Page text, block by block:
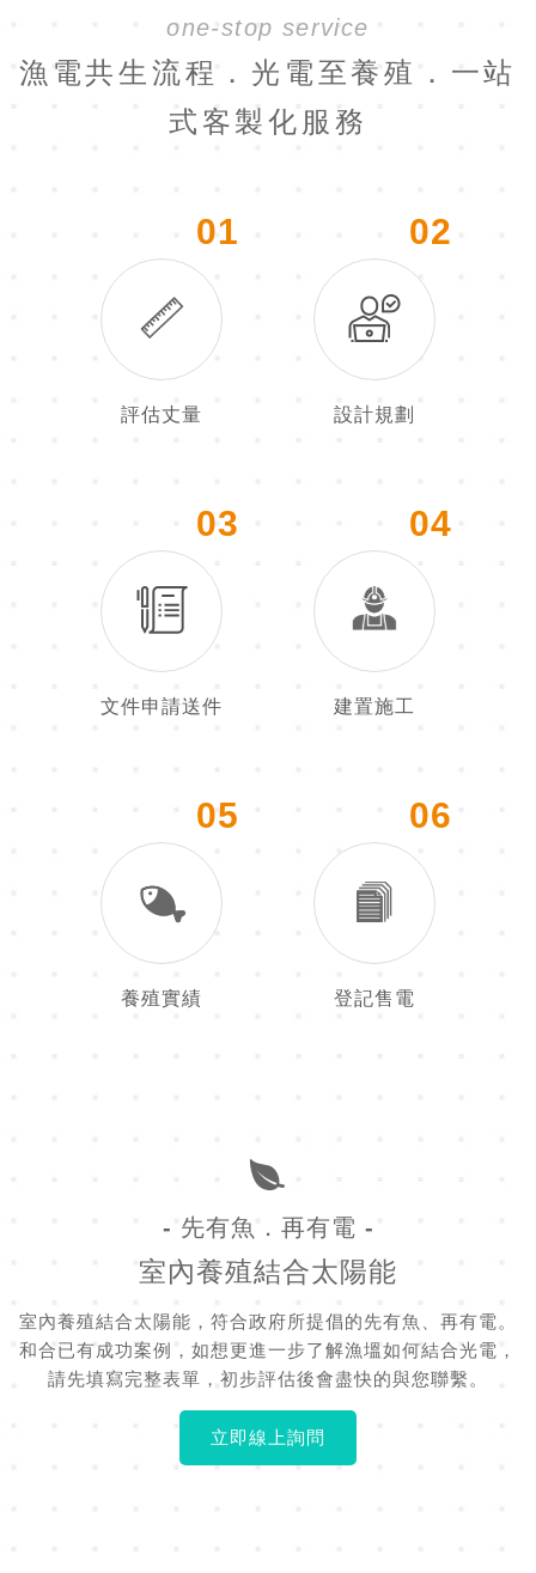
one-stop service
漁電共生流程．光電至養殖．一站
式客製化服務
01
評估丈量
02
設計規劃
03
文件申請送件
04
建置施工
05
養殖實績
06
登記售電
- 先有魚．再有電 -
室內養殖結合太陽能
室內養殖結合太陽能，符合政府所提倡的先有魚、再有電。
和合已有成功案例，如想更進一步了解漁塭如何結合光電，
請先填寫完整表單，初步評估後會盡快的與您聯繫。
立即線上詢問